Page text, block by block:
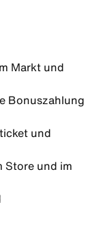
Markt und
Bonuszahlung
und
Store und im